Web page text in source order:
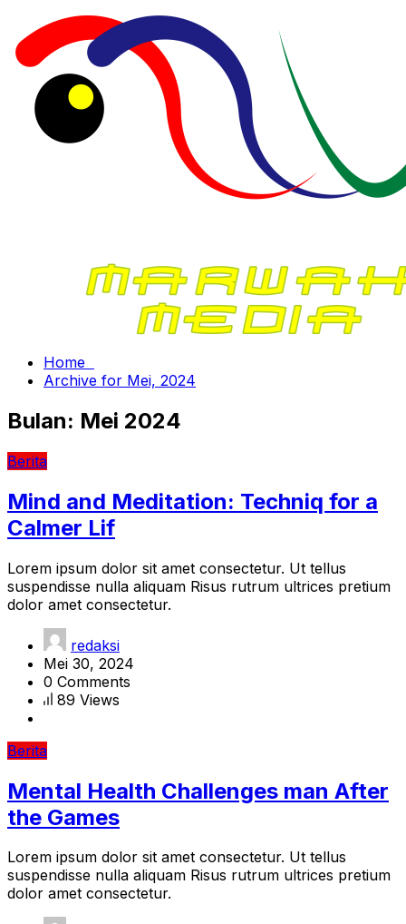
Home
Archive for Mei, 2024
Bulan: Mei 2024
Berita
Mind and Meditation: Techniq for a
Calmer Lif
Lorem ipsum dolor sit amet consectetur. Ut tellus
suspendisse nulla aliquam Risus rutrum ultrices pretium
dolor amet consectetur.
redaksi
Mei 30, 2024
0 Comments
89 Views
Berita
Mental Health Challenges man After
the Games
Lorem ipsum dolor sit amet consectetur. Ut tellus
suspendisse nulla aliquam Risus rutrum ultrices pretium
dolor amet consectetur.